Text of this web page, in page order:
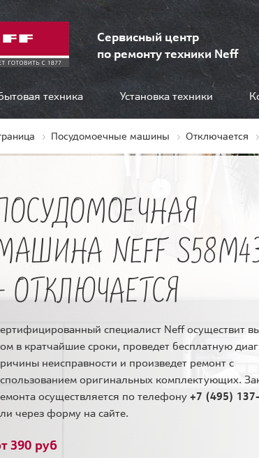
Сервисный центр
по ремонту техники Neff
техника Установка техники
Посудомоечные машины Отключается
NEFF
ОТКЛЮЧАЕТСЯ
специалист Neff осуществит
в кратчайшие сроки, проведет бесплатную
неисправности и произведет ремонт с
оригинальных комплектующих.
осуществляется по телефону +7 (495)
через форму на сайте.
390 руб